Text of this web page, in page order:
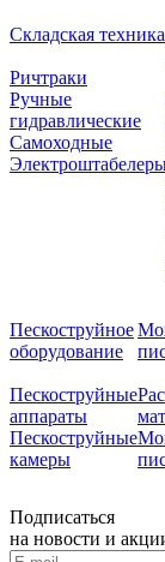
Складская техника
Ричтраки
Ручные
гидравлические
Самоходные
Пескоструйное
оборудование
Пескоструйные
аппараты
Пескоструйные
камеры
Подписаться
на новости и